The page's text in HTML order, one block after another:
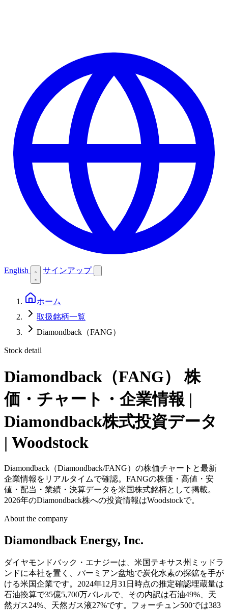
English サインアップ
ホーム
取扱銘柄一覧
Diamondback（FANG）
Stock detail
Diamondback（FANG）
株
価・チャート・企業情報 |
Diamondback株式投資データ
| Woodstock
Diamondback（Diamondback/FANG）の株価チャートと最新
企業情報をリアルタイムで確認。FANGの株価・高値・安
値・配当・業績・決算データを米国株式銘柄として掲載。
2026年のDiamondback株への投資情報はWoodstockで。
About the company
Diamondback Energy, Inc.
ダイヤモンドバック・エナジーは、米国テキサス州ミッドラ
ンドに本社を置く、パーミアン盆地で炭化水素の探鉱を手が
ける米国企業です。2024年12月31日時点の推定確認埋蔵量は
石油換算で35億5,700万バレルで、その内訳は石油49%、天
然ガス24%、天然ガス液27%です。フォーチュン500では383